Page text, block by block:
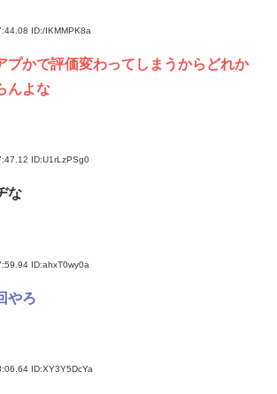
ID:/IKMMPK8a
プかで評価変わってしまうからどれか
んよな
ID:U1rLzPSg0
な
ID:ahxT0wy0a
やろ
ID:XY3Y5DcYa